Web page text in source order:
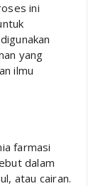
ini
yang
ilmu
farmasi
dalam
atau cairan.